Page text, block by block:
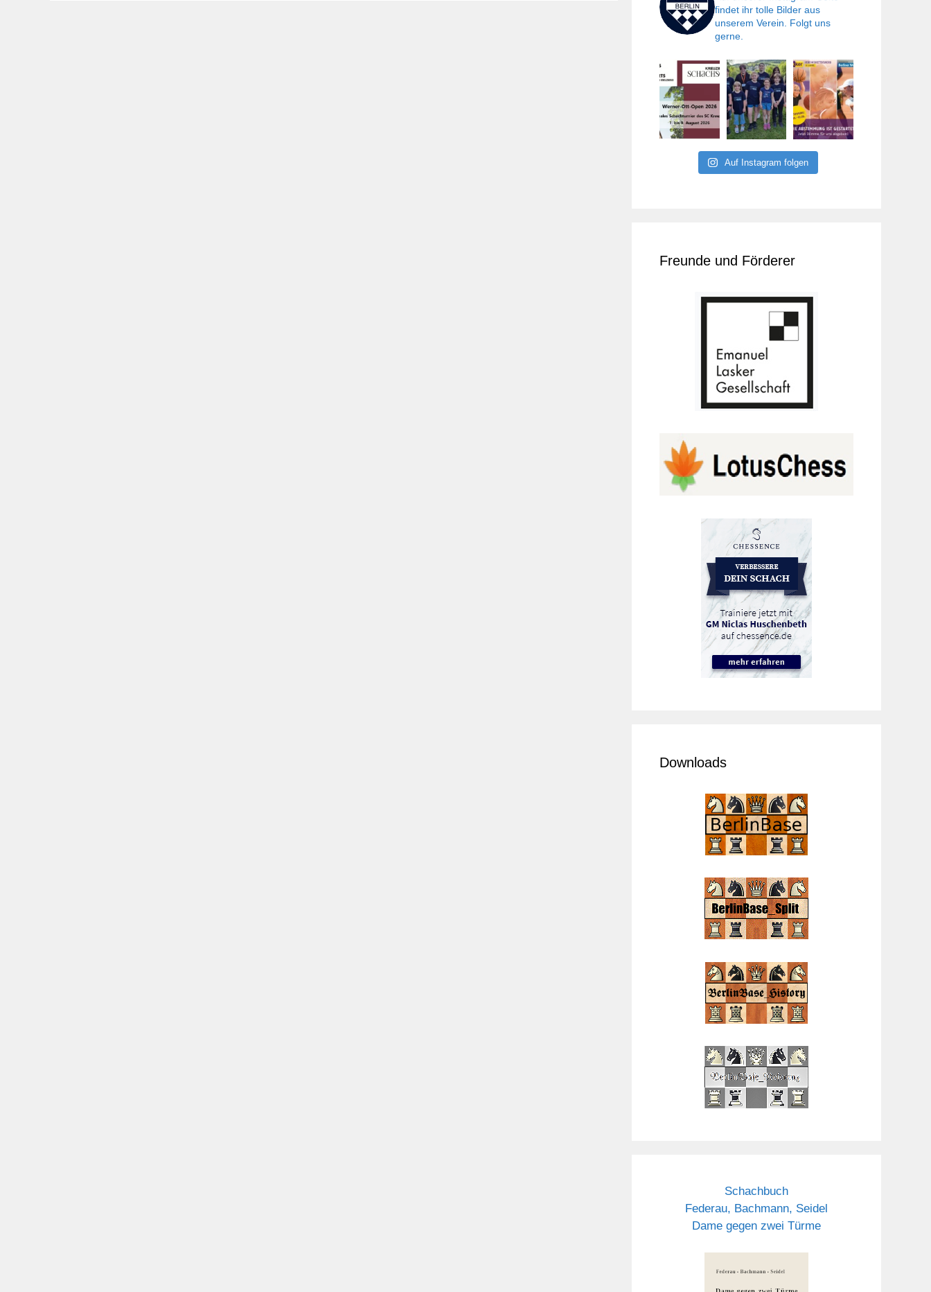
findet ihr tolle Bilder aus
unserem Verein. Folgt uns
gerne.
Auf Instagram folgen
Freunde und Förderer
Downloads
Schachbuch
Federau, Bachmann, Seidel
Dame gegen zwei Türme